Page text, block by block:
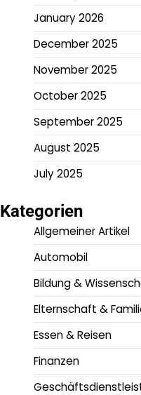
January 2026
December 2025
November 2025
October 2025
September 2025
August 2025
July 2025
Kategorien
Allgemeiner Artikel
Automobil
Bildung &
Elternschaft &
Essen & Reisen
Finanzen